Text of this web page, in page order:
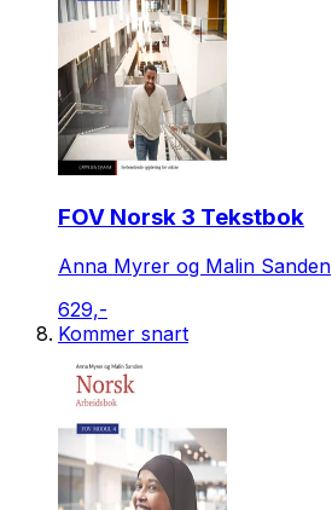
FOV Norsk 3 Tekstbok
Anna Myrer og Malin Sanden
629,-
Kommer snart